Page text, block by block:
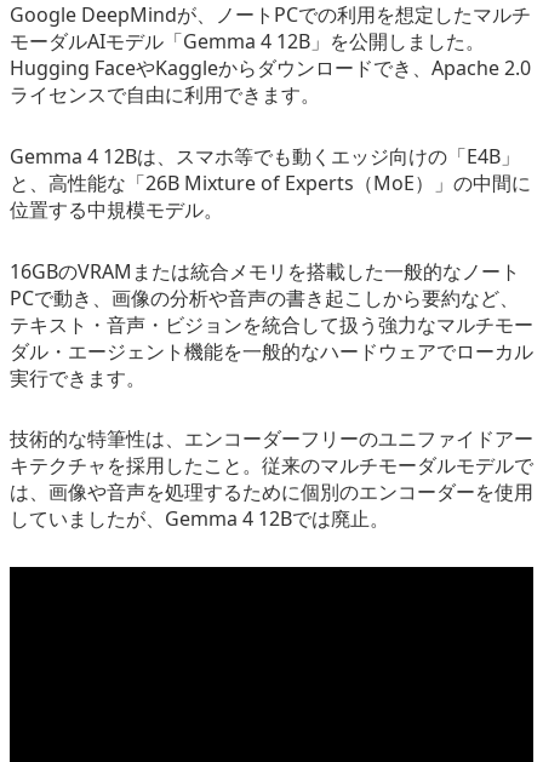
イベント/セミナー
eスポーツ
Google DeepMindが、ノートPCでの利用を想定したマルチ
モーダルAIモデル「Gemma 4 12B」を公開しました。
Hugging FaceやKaggleからダウンロードでき、Apache 2.0
ライセンスで自由に利用できます。
Gemma 4 12Bは、スマホ等でも動くエッジ向けの「E4B」
と、高性能な「26B Mixture of Experts（MoE）」の中間に
位置する中規模モデル。
16GBのVRAMまたは統合メモリを搭載した一般的なノート
PCで動き、画像の分析や音声の書き起こしから要約など、
テキスト・音声・ビジョンを統合して扱う強力なマルチモー
ダル・エージェント機能を一般的なハードウェアでローカル
実行できます。
技術的な特筆性は、エンコーダーフリーのユニファイドアー
キテクチャを採用したこと。従来のマルチモーダルモデルで
は、画像や音声を処理するために個別のエンコーダーを使用
していましたが、Gemma 4 12Bでは廃止。